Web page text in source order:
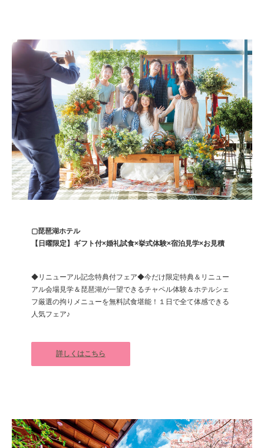
▢琵琶湖ホテル
【日曜限定】ギフト付×婚礼試食×挙式体験×宿泊見学×お見積
◆リニューアル記念特典付フェア◆今だけ限定特典＆リニュー
アル会場見学＆琵琶湖が一望できるチャペル体験＆ホテルシェ
フ厳選の拘りメニューを無料試食堪能！１日で全て体感できる
人気フェア♪
詳しくはこちら